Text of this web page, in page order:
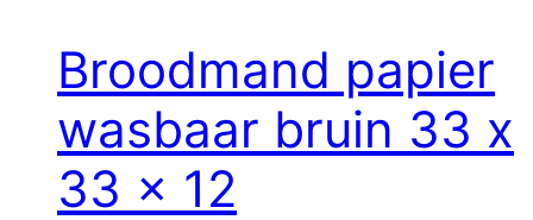
Broodmand papier
wasbaar bruin 33 x
33 x 12